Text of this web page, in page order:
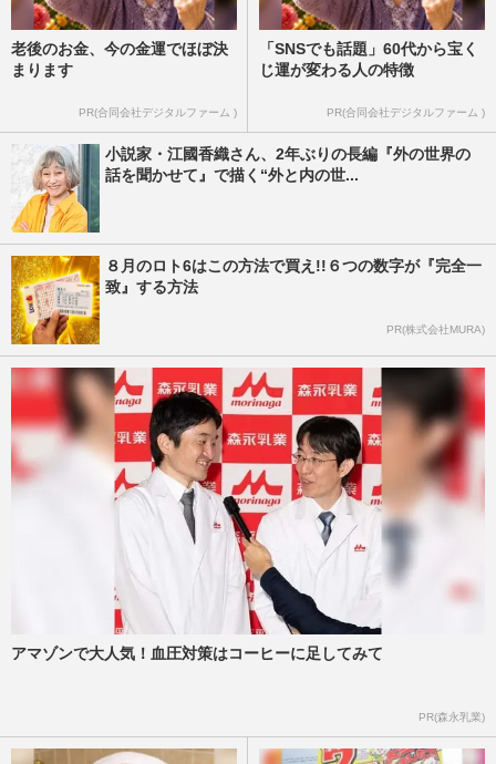
老後のお金、今の金運でほぼ決
まります
PR(合同会社デジタルファーム )
「SNSでも話題」60代から宝く
じ運が変わる人の特徴
PR(合同会社デジタルファーム )
小説家・江國香織さん、2年ぶりの長編『外の世界の
話を聞かせて』で描く“外と内の世...
８月のロト6はこの方法で買え!!６つの数字が『完全一
致』する方法
PR(株式会社MURA)
アマゾンで大人気！血圧対策はコーヒーに足してみて
PR(森永乳業)